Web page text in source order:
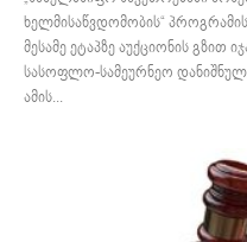
ხელმისაწვდომობის“
მესამე ეტაპზე აუქციონის გზით
სასოფლო-სამეურნეო
ამის...